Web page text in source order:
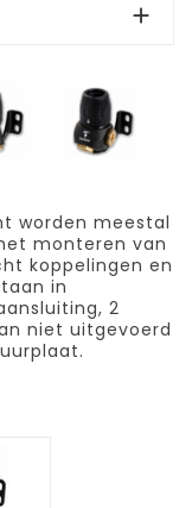

worden meestal
monteren van
koppelingen en
in
2
niet uitgevoerd